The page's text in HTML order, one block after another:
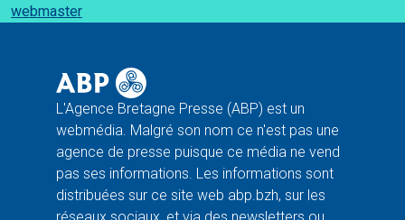
webmaster
L'Agence Bretagne Presse (ABP) est un
webmédia. Malgré son nom ce n'est pas une
agence de presse puisque ce média ne vend
pas ses informations. Les informations sont
distribuées sur ce site web abp.bzh, sur les